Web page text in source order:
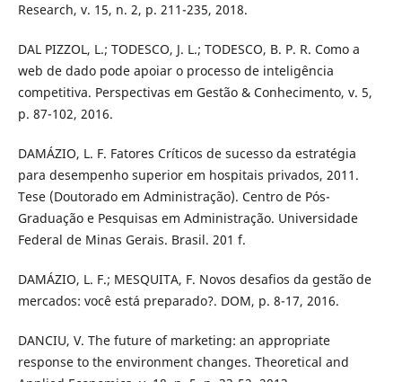
Research, v. 15, n. 2, p. 211-235, 2018.
DAL PIZZOL, L.; TODESCO, J. L.; TODESCO, B. P. R. Como a
web de dado pode apoiar o processo de inteligência
competitiva. Perspectivas em Gestão & Conhecimento, v. 5,
p. 87-102, 2016.
DAMÁZIO, L. F. Fatores Críticos de sucesso da estratégia
para desempenho superior em hospitais privados, 2011.
Tese (Doutorado em Administração). Centro de Pós-
Graduação e Pesquisas em Administração. Universidade
Federal de Minas Gerais. Brasil. 201 f.
DAMÁZIO, L. F.; MESQUITA, F. Novos desafios da gestão de
mercados: você está preparado?. DOM, p. 8-17, 2016.
DANCIU, V. The future of marketing: an appropriate
response to the environment changes. Theoretical and